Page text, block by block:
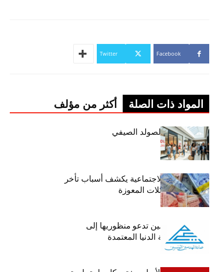
Facebook
Twitter
المواد ذات الصلة أكثر من مؤلف
اليوم: إنطلاق الصولد الصيفي
وزير الشؤون الاجتماعية يكشف أسباب تأخر
صرف منح العائلات المعوزة
عمادة المهندسين تدعو منظوريها إلى
احترام التعريفة الدنيا المعتمدة